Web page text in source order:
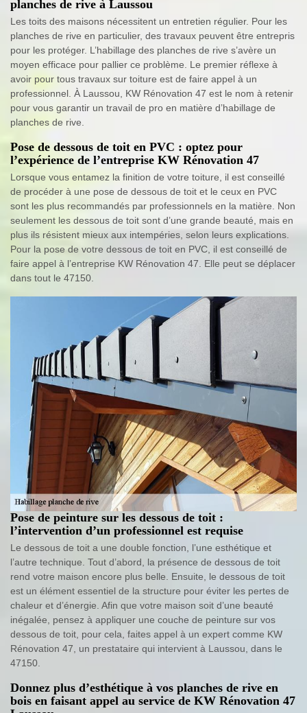
planches de rive à Laussou
Les toits des maisons nécessitent un entretien régulier. Pour les
planches de rive en particulier, des travaux peuvent être entrepris
pour les protéger. L’habillage des planches de rive s’avère un
moyen efficace pour pallier ce problème. Le premier réflexe à
avoir pour tous travaux sur toiture est de faire appel à un
professionnel. À Laussou, KW Rénovation 47 est le nom à retenir
pour vous garantir un travail de pro en matière d’habillage de
planches de rive.
Pose de dessous de toit en PVC : optez pour
l’expérience de l’entreprise KW Rénovation 47
Lorsque vous entamez la finition de votre toiture, il est conseillé
de procéder à une pose de dessous de toit et le ceux en PVC
sont les plus recommandés par professionnels en la matière. Non
seulement les dessous de toit sont d’une grande beauté, mais en
plus ils résistent mieux aux intempéries, selon leurs explications.
Pour la pose de votre dessous de toit en PVC, il est conseillé de
faire appel à l’entreprise KW Rénovation 47. Elle peut se déplacer
dans tout le 47150.
Pose de peinture sur les dessous de toit :
l’intervention d’un professionnel est requise
Le dessous de toit a une double fonction, l’une esthétique et
l’autre technique. Tout d’abord, la présence de dessous de toit
rend votre maison encore plus belle. Ensuite, le dessous de toit
est un élément essentiel de la structure pour éviter les pertes de
chaleur et d’énergie. Afin que votre maison soit d’une beauté
inégalée, pensez à appliquer une couche de peinture sur vos
dessous de toit, pour cela, faites appel à un expert comme KW
Rénovation 47, un prestataire qui intervient à Laussou, dans le
47150.
Donnez plus d’esthétique à vos planches de rive en
bois en faisant appel au service de KW Rénovation 47